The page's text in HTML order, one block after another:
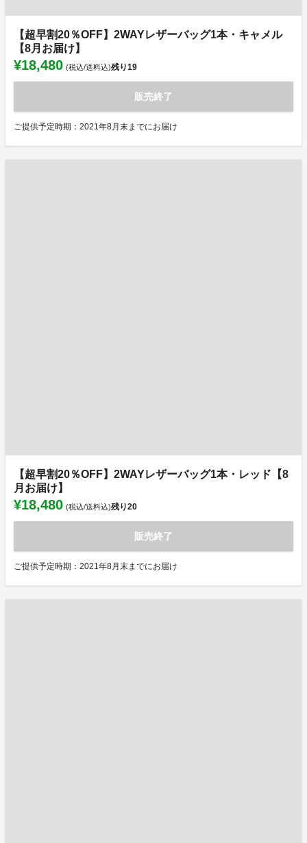
【超早割20％OFF】2WAYレザーバッグ1本・キャメル
【8月お届け】
¥18,480 (税込/送料込)残り19
販売終了
ご提供予定時期：2021年8月末までにお届け
【超早割20％OFF】2WAYレザーバッグ1本・レッド【8
月お届け】
¥18,480 (税込/送料込)残り20
販売終了
ご提供予定時期：2021年8月末までにお届け